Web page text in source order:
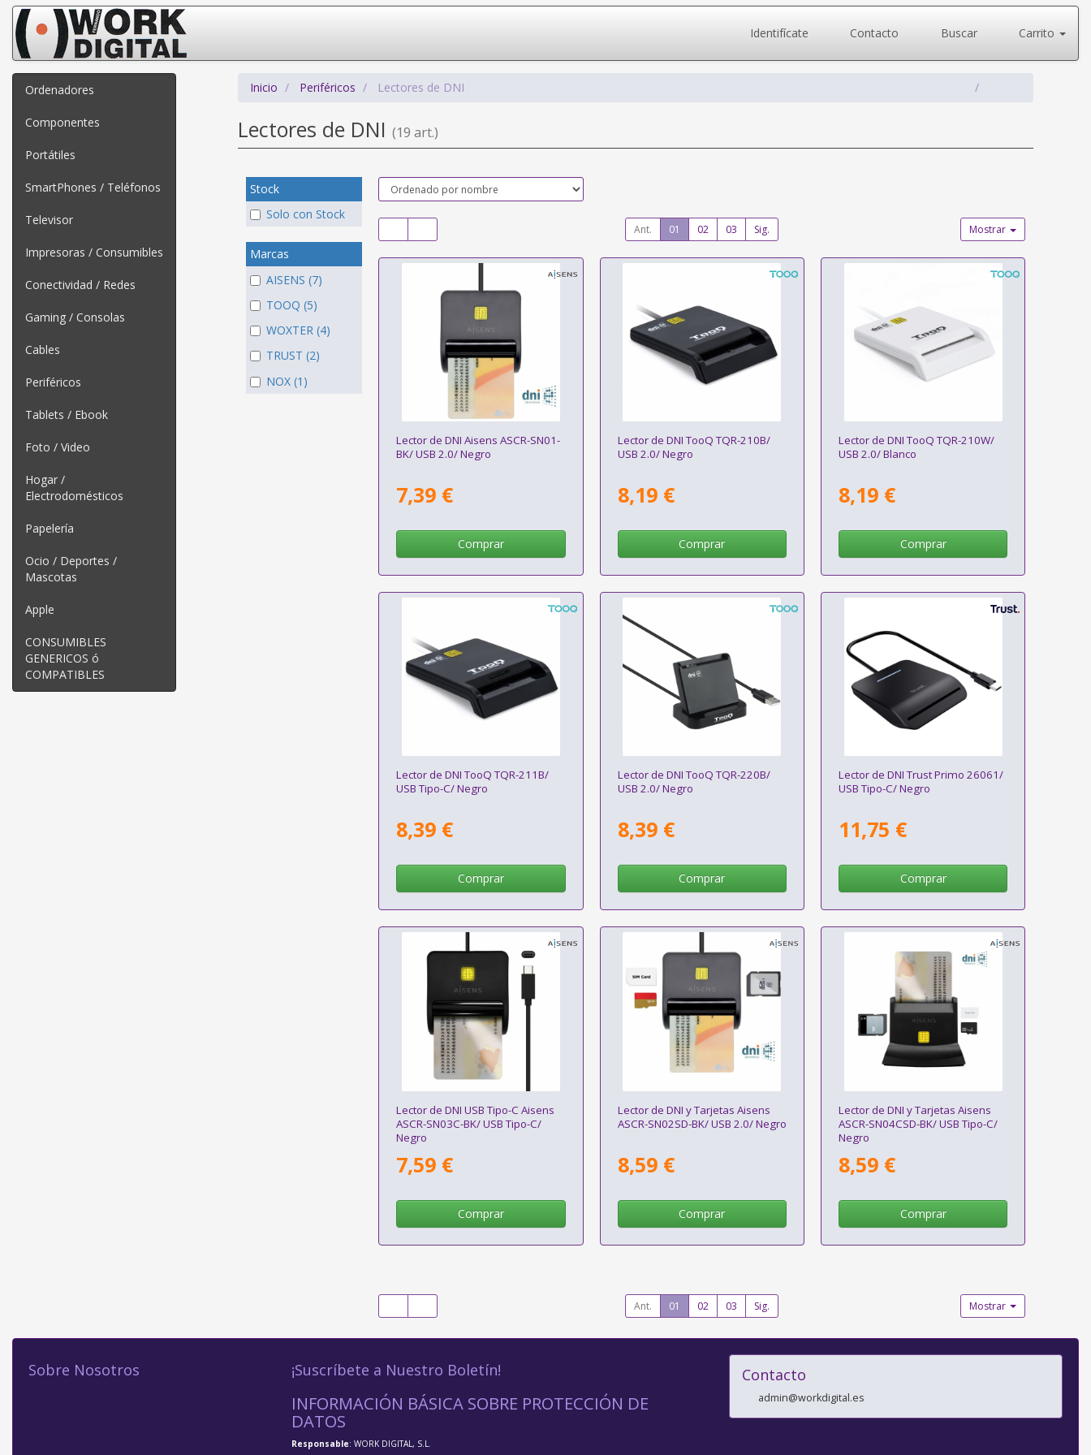
Identifícate Contacto Buscar Carrito
Ordenadores
Componentes
Portátiles
SmartPhones / Teléfonos
Televisor
Impresoras / Consumibles
Conectividad / Redes
Gaming / Consolas
Cables
Periféricos
Tablets / Ebook
Foto / Video
Hogar /
Electrodomésticos
Papelería
Ocio / Deportes /
Mascotas
Apple
CONSUMIBLES
GENERICOS ó
COMPATIBLES
Inicio Periféricos Lectores de DNI
Lectores de DNI (19 art.)
Stock
Solo con Stock
Marcas
AISENS (7)
TOOQ (5)
WOXTER (4)
TRUST (2)
NOX (1)
Ant. 01 02 03 Sig. Mostrar
Lector de DNI Aisens ASCR-SN01-
BK/ USB 2.0/ Negro
7,39 €
Comprar
Lector de DNI TooQ TQR-210B/
USB 2.0/ Negro
8,19 €
Comprar
Lector de DNI TooQ TQR-210W/
USB 2.0/ Blanco
8,19 €
Comprar
Lector de DNI TooQ TQR-211B/
USB Tipo-C/ Negro
8,39 €
Comprar
Lector de DNI TooQ TQR-220B/
USB 2.0/ Negro
8,39 €
Comprar
Lector de DNI Trust Primo 26061/
USB Tipo-C/ Negro
11,75 €
Comprar
Lector de DNI USB Tipo-C Aisens
ASCR-SN03C-BK/ USB Tipo-C/
Negro
7,59 €
Comprar
Lector de DNI y Tarjetas Aisens
ASCR-SN02SD-BK/ USB 2.0/ Negro
8,59 €
Comprar
Lector de DNI y Tarjetas Aisens
ASCR-SN04CSD-BK/ USB Tipo-C/
Negro
8,59 €
Comprar
Ant. 01 02 03 Sig. Mostrar
Sobre Nosotros ¡Suscríbete a Nuestro Boletín!
INFORMACIÓN BÁSICA SOBRE PROTECCIÓN DE
DATOS
Responsable: WORK DIGITAL, S.L.
Contacto
admin@workdigital.es